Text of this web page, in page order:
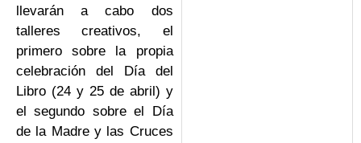
llevarán a cabo dos
talleres creativos, el
primero sobre la propia
celebración del Día del
Libro (24 y 25 de abril) y
el segundo sobre el Día
de la Madre y las Cruces